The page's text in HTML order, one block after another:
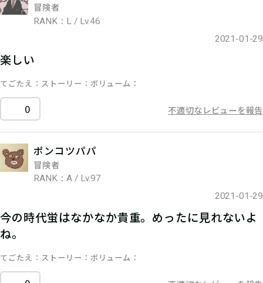
冒険者
RANK：L / Lv.46
2021-01-29
楽しい
てごたえ ストーリー ボリューム
0 不適切なレビューを報告
ポンコツパパ
冒険者
RANK：A / Lv.97
2021-01-29
今の時代蛍はなかなか貴重。めったに見れないよ
ね。
てごたえ ストーリー ボリューム